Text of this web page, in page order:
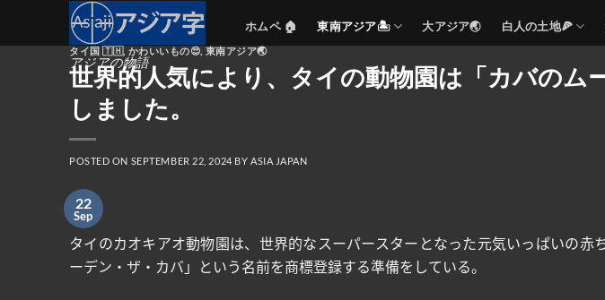
アジアの物語
ホムペ 🏠 東南アジア🏝️ 大アジア🌏 白人の土地🍕
タイ国 🇹🇭, かわいいもの😍 東南アジア🌏
世界的人気により、タイの動物園は「カバのム
しました。
POSTED ON SEPTEMBER 22, 2024 BY ASIA JAPAN
22
Sep
タイのカオキアオ動物園は、世界的なスーパースターとなった元気いっぱいの赤
ーデン・ザ・カバ」という名前を商標登録する準備をしている。